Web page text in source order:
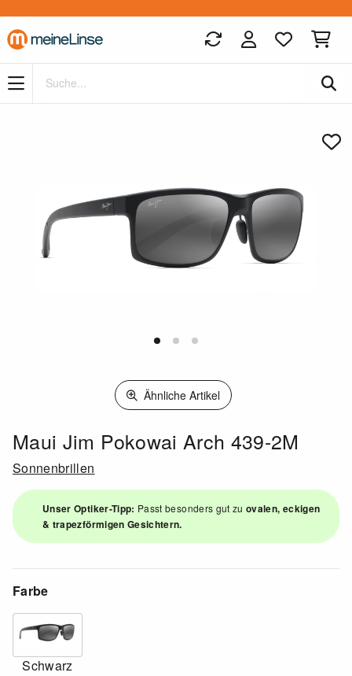
Zum Hauptinhalt springen
Ähnliche Artikel
Maui Jim Pokowai Arch 439-2M
Sonnenbrillen
Unser Optiker-Tipp: Passt besonders gut zuovalen, eckigen
& trapezförmigen Gesichtern.
Farbe
Schwarz